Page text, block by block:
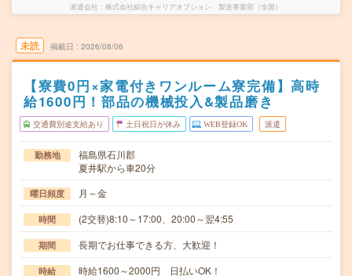
派遣会社 株式会社綜合キャリアオプション 製造事業部（全国）
未読 掲載日 2026/08/06
【寮費0円×家電付きワンルーム寮完備】高時
給1600円！部品の機械投入&製品磨き
交通費別途支給あり 土日祝日が休み WEB登録OK 派遣
勤務地
福島県石川郡
夏井駅から車20分
曜日頻度 月～金
時間 (2交替)8:10～17:00、20:00～翌4:55
期間 長期でお仕事できる方、大歓迎！
時給 時給1600～2000円 日払いOK！